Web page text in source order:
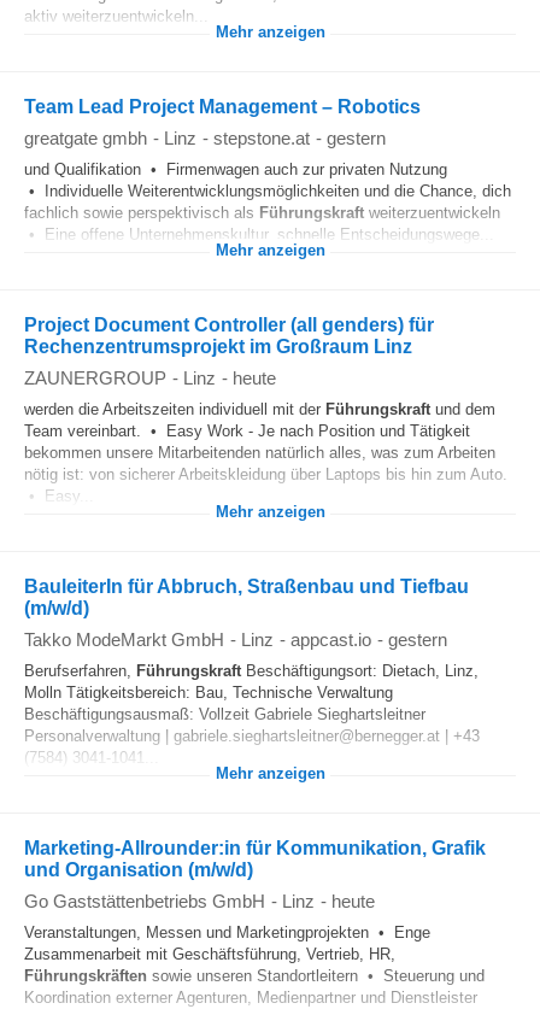
aktiv weiterzuentwickeln....
Mehr anzeigen
Team Lead Project Management – Robotics
greatgate gmbh - Linz - stepstone.at - gestern
und Qualifikation • Firmenwagen auch zur privaten Nutzung
• Individuelle Weiterentwicklungsmöglichkeiten und die Chance, dich
fachlich sowie perspektivisch als Führungskraft weiterzuentwickeln
• Eine offene Unternehmenskultur, schnelle Entscheidungswege...
Mehr anzeigen
Project Document Controller (all genders) für
Rechenzentrumsprojekt im Großraum Linz
ZAUNERGROUP - Linz - heute
werden die Arbeitszeiten individuell mit der Führungskraftund dem
Team vereinbart. • Easy Work - Je nach Position und Tätigkeit
bekommen unsere Mitarbeitenden natürlich alles, was zum Arbeiten
nötig ist: von sicherer Arbeitskleidung über Laptops bis hin zum Auto.
• Easy...
Mehr anzeigen
BauleiterIn für Abbruch, Straßenbau und Tiefbau
(m/w/d)
Takko ModeMarkt GmbH - Linz - appcast.io - gestern
Berufserfahren, FührungskraftBeschäftigungsort: Dietach, Linz,
Molln Tätigkeitsbereich: Bau, Technische Verwaltung
Beschäftigungsausmaß: Vollzeit Gabriele Sieghartsleitner
Personalverwaltung | gabriele.sieghartsleitner@bernegger.at | +43
(7584) 3041-1041...
Mehr anzeigen
Marketing-Allrounder:in für Kommunikation, Grafik
und Organisation (m/w/d)
Go Gaststättenbetriebs GmbH - Linz - heute
Veranstaltungen, Messen und Marketingprojekten • Enge
Zusammenarbeit mit Geschäftsführung, Vertrieb, HR,
Führungskräften sowie unseren Standortleitern • Steuerung und
Koordination externer Agenturen, Medienpartner und Dienstleister